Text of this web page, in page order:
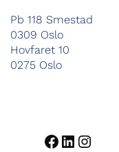
Pb 118 Smestad
0309 Oslo
Hovfaret 10
0275 Oslo
Facebook